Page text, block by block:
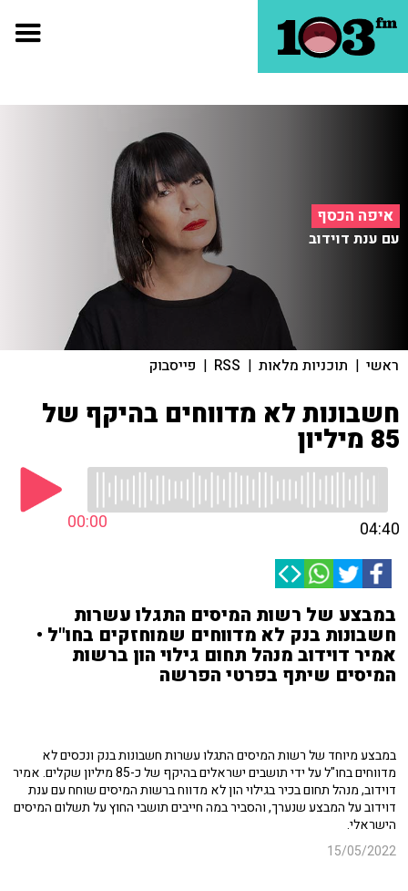
איפה הכסף
עם ענת דוידוב
ראשי | תוכניות מלאות |
RSS
| פייסבוק
חשבונות לא מדווחים בהיקף של
85 מיליון
00:00 04:40
במבצע של רשות המיסים התגלו עשרות
חשבונות בנק לא מדווחים שמוחזקים בחו"ל •
אמיר דוידוב מנהל תחום גילוי הון ברשות
המיסים שיתף בפרטי הפרשה
במבצע מיוחד של רשות המיסים התגלו עשרות חשבונות בנק ונכסים לא
מדווחים בחו"ל על ידי תושבים ישראלים בהיקף של כ-85 מיליון שקלים. אמיר
דוידוב, מנהל תחום בכיר בגילוי הון לא מדווח ברשות המיסים שוחח עם ענת
דוידוב על המבצע שנערך, והסביר במה חייבים תושבי החוץ על תשלום המיסים
הישראלי.
15/05/2022